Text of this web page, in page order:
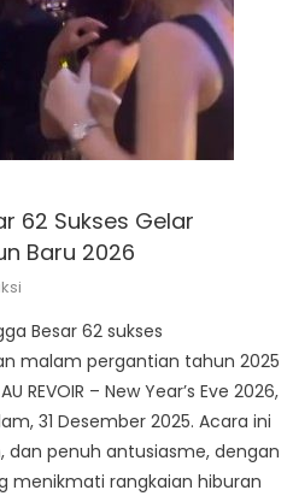
62 Sukses Gelar
Baru 2026
Besar 62 sukses
malam pergantian tahun 2025
REVOIR – New Year’s Eve 2026,
31 Desember 2025. Acara ini
dan penuh antusiasme, dengan
menikmati rangkaian hiburan